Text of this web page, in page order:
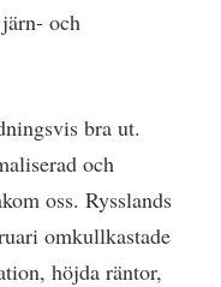
och
bra ut.
och
oss. Rysslands
omkullkastade
höjda räntor,